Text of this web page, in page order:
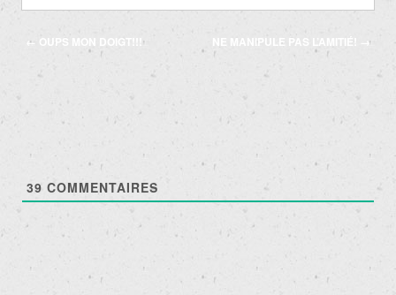
Navigation
← OUPS MON DOIGT!!! NE MANIPULE PAS L’AMITIÉ! →
39 COMMENTAIRES